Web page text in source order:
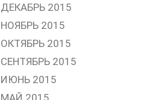
ДЕКАБРЬ 2015
НОЯБРЬ 2015
ОКТЯБРЬ 2015
СЕНТЯБРЬ 2015
ИЮНЬ 2015
МАЙ 2015